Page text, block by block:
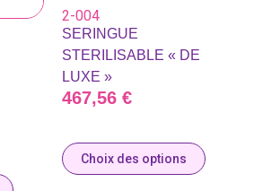
2-004
SERINGUE
STERILISABLE « DE
LUXE »
467,56 €
Choix des options